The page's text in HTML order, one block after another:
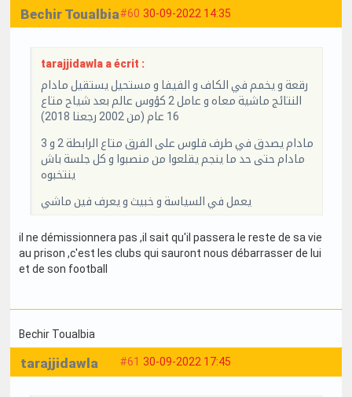
#60 30-09-2022 14:35
Bechir Toualbia
tarajjidawla a écrit :
رقعة و يخمم في الكاف و الفيفا و مستحيل يستقيل مادام
النتائج ماشية معاه و عامل 2 كؤوس عالم بعد شياح متاع
16 عام (من 2002 رجعنا 2018)
مادام يصدق في طرف فلوس على الفرق متاع الرابطة 2 و 3
مادام حتى حد ما ينجم يقلعوا من منصبوا و كل جلسة باش
ينتخبوه
يعمل في السياسة و خبيث و يعرف فين ماشي
il ne démissionnera pas ,il sait qu'il passera le reste de sa vie
au prison ,c'est les clubs qui sauront nous débarrasser de lui
et de son football
Bechir Toualbia
#61 30-09-2022 17:45
tarajjidawla